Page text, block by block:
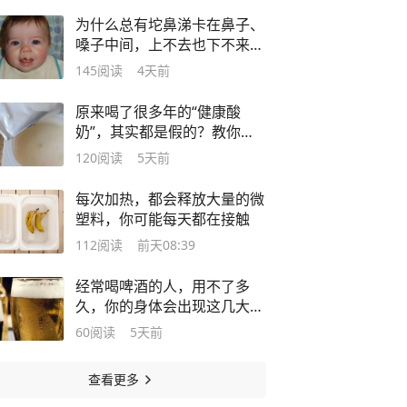
为什么总有坨鼻涕卡在鼻子、
嗓子中间，上不去也下不来？
原因在这
145阅读 4天前
原来喝了很多年的“健康酸
奶”，其实都是假的？教你一
眼看穿
120阅读 5天前
每次加热，都会释放大量的微
塑料，你可能每天都在接触
112阅读 前天08:39
经常喝啤酒的人，用不了多
久，你的身体会出现这几大变
化
60阅读 5天前
查看更多